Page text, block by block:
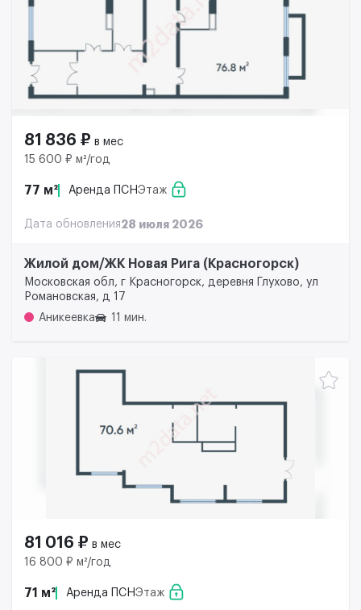
81 836 ₽ в мес
15 600 ₽ м²/год
77 м² Аренда ПСНЭтаж
Дата обновления28 июля 2026
Жилой дом/ЖК Новая Рига (Красногорск)
Московская обл, г Красногорск, деревня Глухово, ул
Романовская, д 17
Аникеевка
11 мин.
81 016 ₽ в мес
16 800 ₽ м²/год
71 м² Аренда ПСНЭтаж